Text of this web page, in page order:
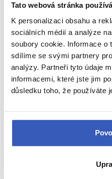
Tato webová stránka
K personalizaci obsahu a
sociálních médií a analýze
soubory cookie. Informace o
sdílíme se svými partnery
analýzy. Partneři tyto údaje
informacemi, které jste jim
důsledku toho, že používáte
Simona
12
„Stereotyp a nuda?
11